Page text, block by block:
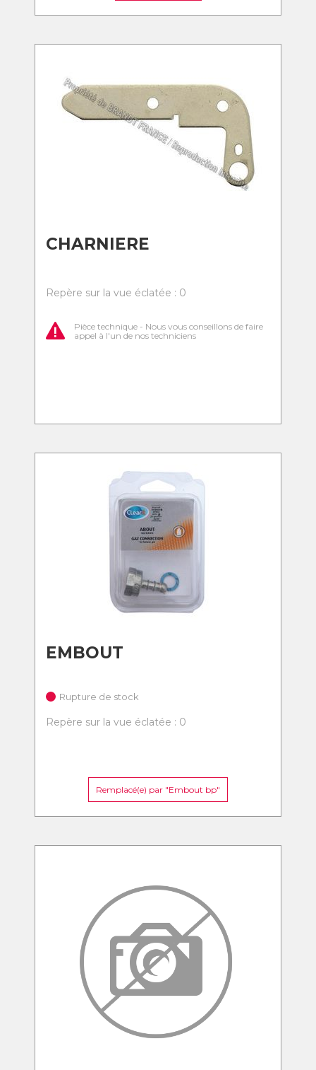
CHARNIERE
Repère sur la vue éclatée : 0
Pièce technique - Nous vous conseillons de faire
appel à l'un de nos techniciens
EMBOUT
Rupture de stock
Repère sur la vue éclatée : 0
Remplacé(e) par "Embout bp"